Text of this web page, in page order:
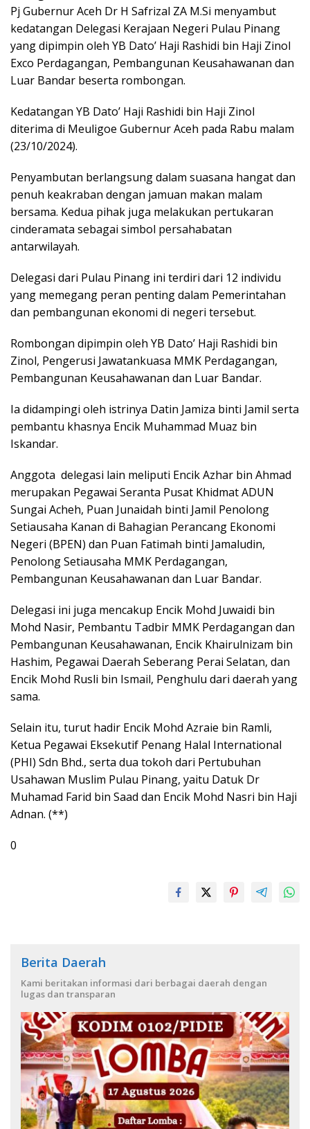
Pj Gubernur Aceh Dr H Safrizal ZA M.Si menyambut
kedatangan Delegasi Kerajaan Negeri Pulau Pinang
yang dipimpin oleh YB Dato’ Haji Rashidi bin Haji Zinol
Exco Perdagangan, Pembangunan Keusahawanan dan
Luar Bandar beserta rombongan.
Kedatangan YB Dato’ Haji Rashidi bin Haji Zinol
diterima di Meuligoe Gubernur Aceh pada Rabu malam
(23/10/2024).
Penyambutan berlangsung dalam suasana hangat dan
penuh keakraban dengan jamuan makan malam
bersama. Kedua pihak juga melakukan pertukaran
cinderamata sebagai simbol persahabatan
antarwilayah.
Delegasi dari Pulau Pinang ini terdiri dari 12 individu
yang memegang peran penting dalam Pemerintahan
dan pembangunan ekonomi di negeri tersebut.
Rombongan dipimpin oleh YB Dato’ Haji Rashidi bin
Zinol, Pengerusi Jawatankuasa MMK Perdagangan,
Pembangunan Keusahawanan dan Luar Bandar.
Ia didampingi oleh istrinya Datin Jamiza binti Jamil serta
pembantu khasnya Encik Muhammad Muaz bin
Iskandar.
Anggota delegasi lain meliputi Encik Azhar bin Ahmad
merupakan Pegawai Seranta Pusat Khidmat ADUN
Sungai Acheh, Puan Junaidah binti Jamil Penolong
Setiausaha Kanan di Bahagian Perancang Ekonomi
Negeri (BPEN) dan Puan Fatimah binti Jamaludin,
Penolong Setiausaha MMK Perdagangan,
Pembangunan Keusahawanan dan Luar Bandar.
Delegasi ini juga mencakup Encik Mohd Juwaidi bin
Mohd Nasir, Pembantu Tadbir MMK Perdagangan dan
Pembangunan Keusahawanan, Encik Khairulnizam bin
Hashim, Pegawai Daerah Seberang Perai Selatan, dan
Encik Mohd Rusli bin Ismail, Penghulu dari daerah yang
sama.
Selain itu, turut hadir Encik Mohd Azraie bin Ramli,
Ketua Pegawai Eksekutif Penang Halal International
(PHI) Sdn Bhd., serta dua tokoh dari Pertubuhan
Usahawan Muslim Pulau Pinang, yaitu Datuk Dr
Muhamad Farid bin Saad dan Encik Mohd Nasri bin Haji
Adnan. (**)
0
Berita Daerah
Kami beritakan informasi dari berbagai daerah dengan
lugas dan transparan